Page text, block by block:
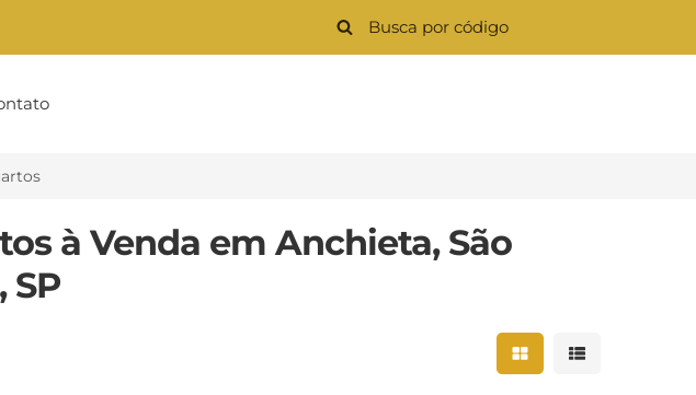
à Venda em Anchieta, São
SP
Mostrar resultados
Mostrar